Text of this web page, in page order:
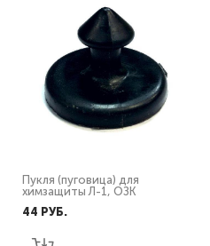
Пукля (пуговица) для
химзащиты Л-1, ОЗК
44 PУБ.